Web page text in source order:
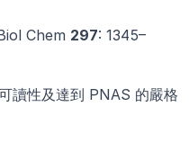
Chem 297: 1345–
讀性及達到 PNAS 的嚴格